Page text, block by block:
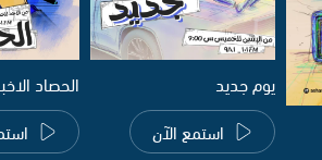
يوم جديد
استمع الآن
الحصاد